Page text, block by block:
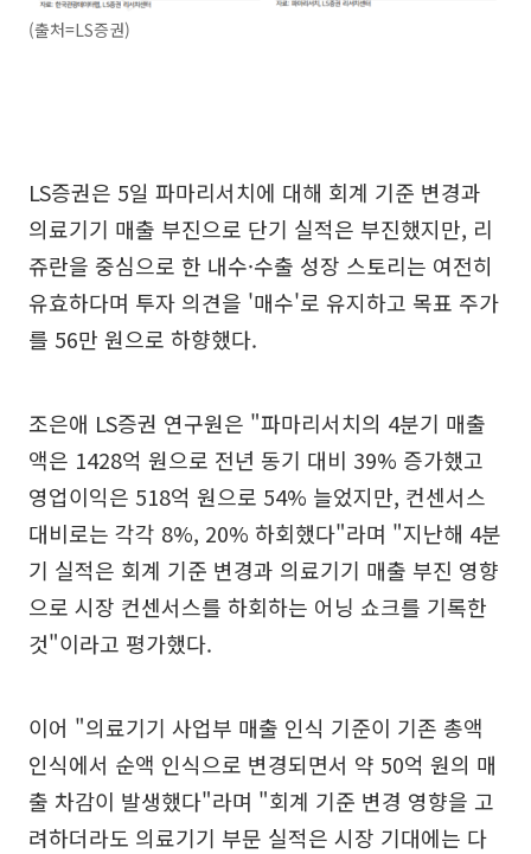
(출처=LS증권)
LS증권은 5일 파마리서치에 대해 회계 기준 변경과
의료기기 매출 부진으로 단기 실적은 부진했지만, 리
쥬란을 중심으로 한 내수·수출 성장 스토리는 여전히
유효하다며 투자 의견을 '매수'로 유지하고 목표 주가
를 56만 원으로 하향했다.
조은애 LS증권 연구원은 "파마리서치의 4분기 매출
액은 1428억 원으로 전년 동기 대비 39% 증가했고
영업이익은 518억 원으로 54% 늘었지만, 컨센서스
대비로는 각각 8%, 20% 하회했다"라며 "지난해 4분
기 실적은 회계 기준 변경과 의료기기 매출 부진 영향
으로 시장 컨센서스를 하회하는 어닝 쇼크를 기록한
것"이라고 평가했다.
이어 "의료기기 사업부 매출 인식 기준이 기존 총액
인식에서 순액 인식으로 변경되면서 약 50억 원의 매
출 차감이 발생했다"라며 "회계 기준 변경 영향을 고
려하더라도 의료기기 부문 실적은 시장 기대에는 다